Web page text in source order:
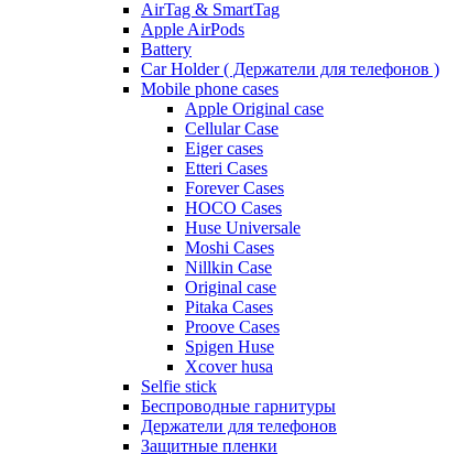
AirTag & SmartTag
Apple AirPods
Battery
Car Holder ( Держатели для телефонов )
Mobile phone cases
Apple Original case
Cellular Case
Eiger cases
Etteri Cases
Forever Cases
HOCO Cases
Huse Universale
Moshi Cases
Nillkin Case
Original case
Pitaka Cases
Proove Cases
Spigen Huse
Xcover husa
Selfie stick
Беспроводные гарнитуры
Держатели для телефонов
Защитные пленки